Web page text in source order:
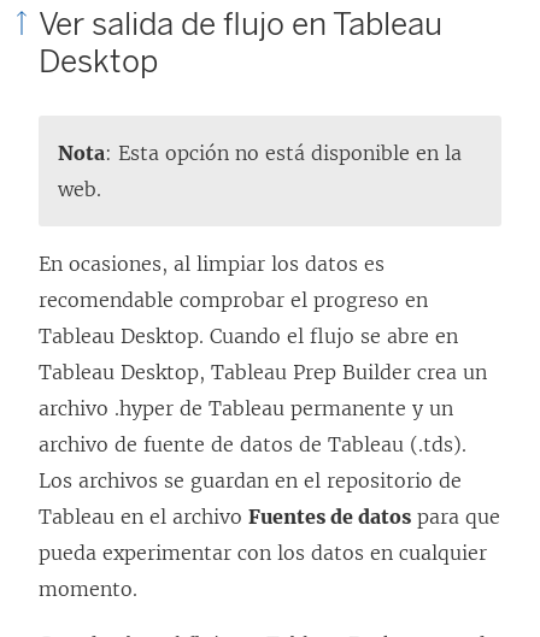
Ver salida de flujo en Tableau
Desktop
Nota: Esta opción no está disponible en la
web.
En ocasiones, al limpiar los datos es
recomendable comprobar el progreso en
Tableau Desktop. Cuando el flujo se abre en
Tableau Desktop, Tableau Prep Builder crea un
archivo .hyper de Tableau permanente y un
archivo de fuente de datos de Tableau (.tds).
Los archivos se guardan en el repositorio de
Tableau en el archivo Fuentes de datos para que
pueda experimentar con los datos en cualquier
momento.